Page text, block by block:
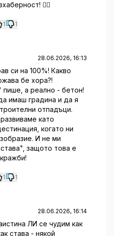
🤷‍♂️
1 1
28.06.2026, 16:13
си на 100%! Какво
бе хора?!
пише, а реално - бетон!
имаш градина и да я
отпадъци.
като
когато ни
И не ми
защото това е
1 1
28.06.2026, 16:14
ЛИ се чудим как
става - някой